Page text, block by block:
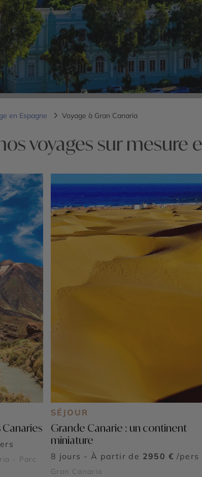
en Espagne Voyage à Gran Canaria
voyages sur mesure
Canaries
- Parc
SÉJOUR
Grande Canarie : un continent
miniature
8 jours - À partir de 2950 € /pers
Gran Canaria